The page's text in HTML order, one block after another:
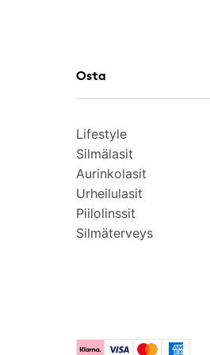
Osta
Lifestyle
Silmälasit
Aurinkolasit
Urheilulasit
Piilolinssit
Silmäterveys
KlarnaVisa Mastercard